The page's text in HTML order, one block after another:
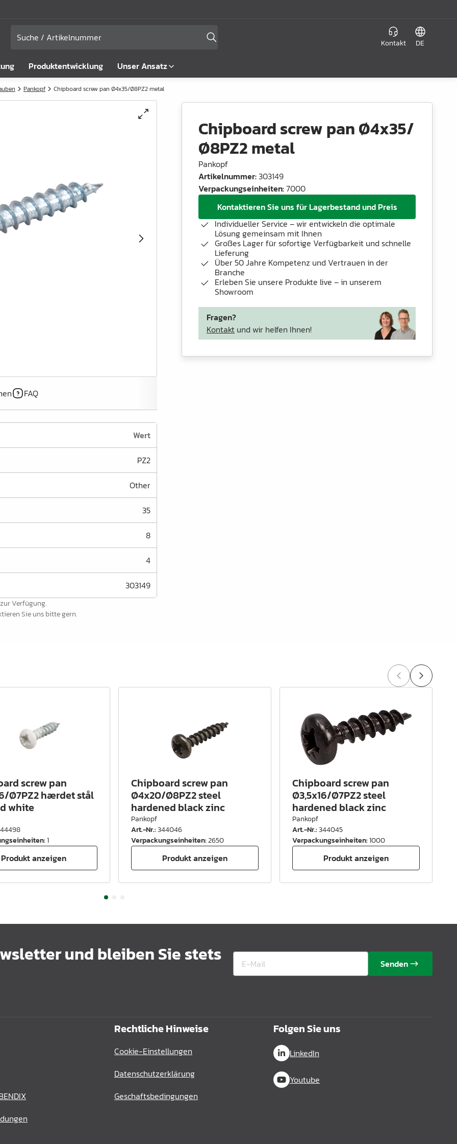
Kontakt DE
Produktentwicklung Unser Ansatz
Pankopf Chipboard screw pan Ø4x35/Ø8PZ2 metal
FAQ
Wert
PZ2
Other
35
8
4
303149
Verfügung.
Sie uns bitte gern.
Chipboard screw pan Ø4x35/
Ø8PZ2 metal
Pankopf
Artikelnummer:303149
Verpackungseinheiten:7000
Kontaktieren Sie uns für Lagerbestand und Preis
Individueller Service – wir entwickeln die optimale
Lösung gemeinsam mit Ihnen
Großes Lager für sofortige Verfügbarkeit und schnelle
Lieferung
Über 50 Jahre Kompetenz und Vertrauen in der
Branche
Erleben Sie unsere Produkte live – in unserem
Showroom
Fragen?
Kontakt und wir helfen Ihnen!
screw pan
Ø7PZ2 hærdet stål
white
:1
Produkt anzeigen
Chipboard screw pan
Ø4x20/Ø8PZ2 steel
hardened black zinc
Pankopf
Art.-Nr.:344046
Verpackungseinheiten:2650
Produkt anzeigen
Chipboard screw pan
Ø3,5x16/Ø7PZ2 steel
hardened black zinc
Pankopf
Art.-Nr.:344045
Verpackungseinheiten:1000
Produkt anzeigen
und bleiben Sie stets Senden
Rechtliche Hinweise
Cookie-Einstellungen
Datenschutzerklärung
Geschaftsbedingungen
Folgen Sie uns
LinkedIn
Youtube